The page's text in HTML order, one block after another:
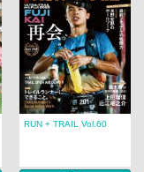
RUN + TRAIL Vol.60